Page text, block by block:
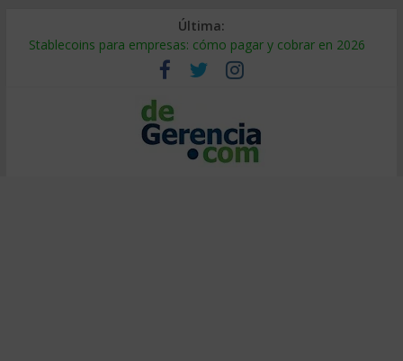
Última:
Stablecoins para empresas: cómo pagar y cobrar en 2026
Despido silencioso: qué es y por qué sale tan caro
IA en selección de personal: cómo auditarla a tiempo
Trabajo forzoso en la cadena de suministro: qué hacer
Mercado hispano de EE. UU.: cómo segmentarlo y venderle